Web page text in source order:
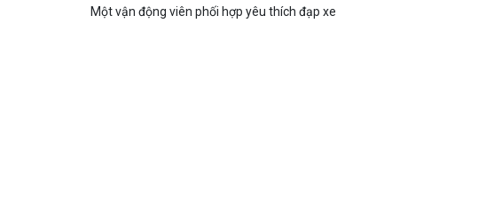
Một vận động viên phối hợp yêu thích đạp xe